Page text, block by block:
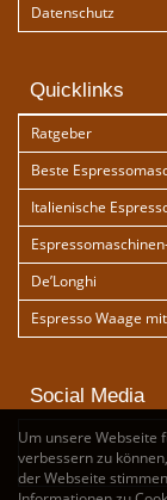
Datenschutz
Quicklinks
Ratgeber
Beste
Italienische
De’Longhi
Espresso Waage
Social Media
Um unsere Webseite
verbessern zu
der Webseite